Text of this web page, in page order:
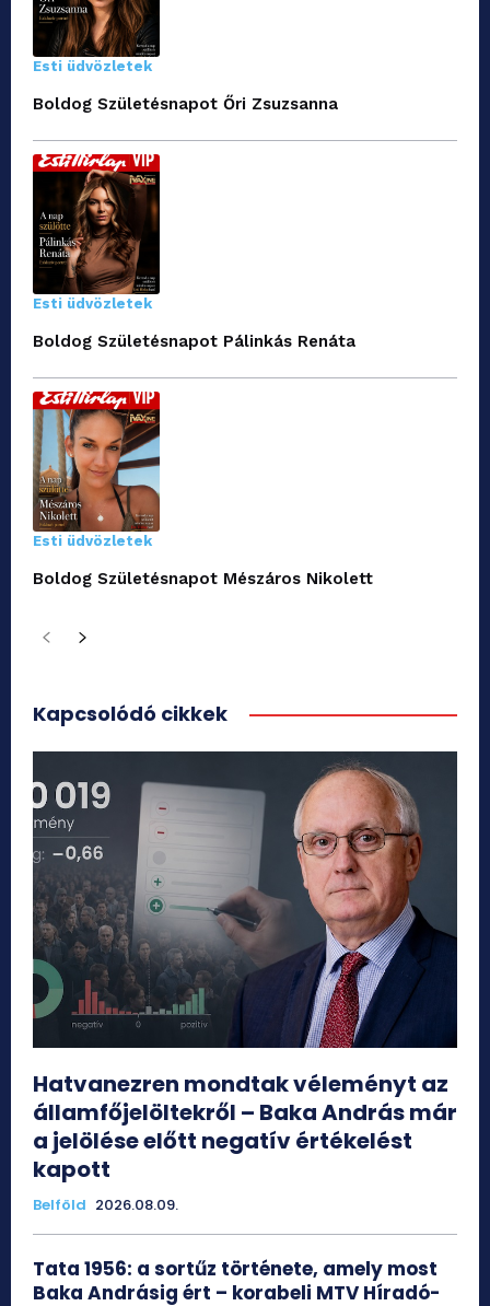
Esti üdvözletek
Boldog Születésnapot Őri Zsuzsanna
Esti üdvözletek
Boldog Születésnapot Pálinkás Renáta
Esti üdvözletek
Boldog Születésnapot Mészáros Nikolett
Kapcsolódó cikkek
Hatvanezren mondtak véleményt az
államfőjelöltekről – Baka András már
a jelölése előtt negatív értékelést
kapott
Belföld 2026.08.09.
Tata 1956: a sortűz története, amely most
Baka Andrásig ért – korabeli MTV Híradó-